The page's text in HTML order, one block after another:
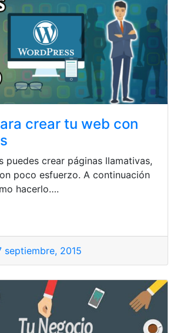
crear tu web con
puedes crear páginas llamativas,
poco esfuerzo. A continuación
hacerlo….
septiembre, 2015